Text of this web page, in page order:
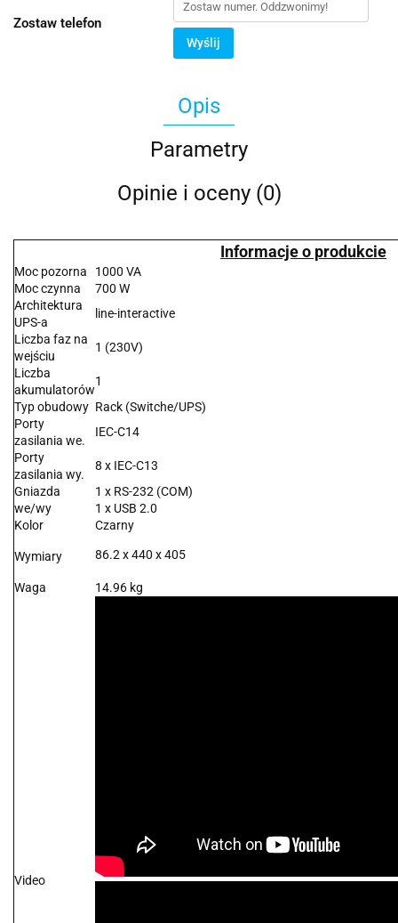
Zostaw telefon
Wyślij
Opis
Parametry
Opinie i oceny (0)
Informacje o produkcie
Moc pozorna
1000 VA
Moc czynna
700 W
Architektura
UPS-a
line-interactive
Liczba faz na
wejściu
1 (230V)
Liczba
akumulatorów
1
Typ obudowy Rack (Switche/UPS)
Porty
zasilania we.
IEC-C14
Porty
zasilania wy.
8 x IEC-C13
Gniazda
we/wy
1 x RS-232 (COM)
1 x USB 2.0
Kolor
Czarny
Wymiary 86.2 x 440 x 405
Waga 14.96 kg
Video